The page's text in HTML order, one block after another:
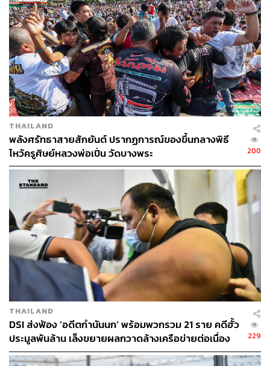
THAILAND
พลังศรัทธาสายสักยันต์ ปรากฏการณ์ของขึ้นกลางพิธี
ไหว้ครูศิษย์หลวงพ่อเปิ่น วัดบางพระ
200
THAILAND
DSI ส่งฟ้อง ‘อดีตกำนันนก’ พร้อมพวกรวม 21 ราย คดีฮั้ว
ประมูลพันล้าน เล็งขยายผลกวาดล้างเครือข่ายต่อเนื่อง
229